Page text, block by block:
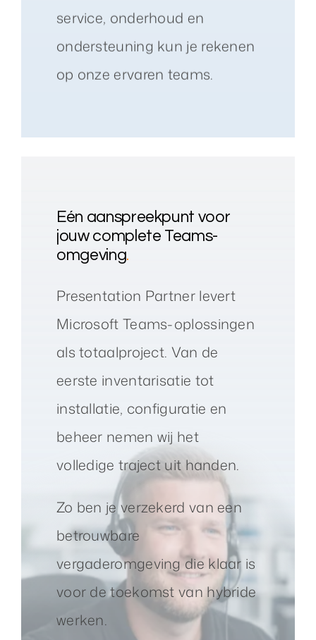
service, onderhoud en
ondersteuning kun je rekenen
op onze ervaren teams.
Eén aanspreekpunt voor
jouw complete Teams-
omgeving.
Presentation Partner levert
Microsoft Teams-oplossingen
als totaalproject. Van de
eerste inventarisatie tot
installatie, configuratie en
beheer nemen wij het
volledige traject uit handen.
Zo ben je verzekerd van een
betrouwbare
vergaderomgeving die klaar is
voor de toekomst van hybride
werken.